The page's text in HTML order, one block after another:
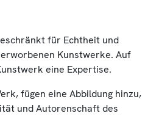
für Echtheit und
Kunstwerke. Auf
eine Expertise.
fügen eine Abbildung hinzu,
und Autorenschaft des